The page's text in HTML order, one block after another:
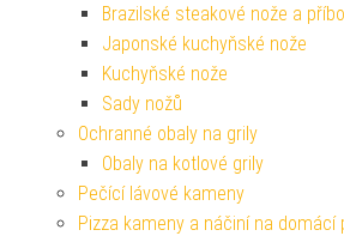
Brazilské steakové nože a
Japonské kuchyňské nože
Kuchyňské nože
Sady nožů
Ochranné obaly na grily
Obaly na kotlové grily
Pečící lávové kameny
Pizza kameny a náčiní na domácí